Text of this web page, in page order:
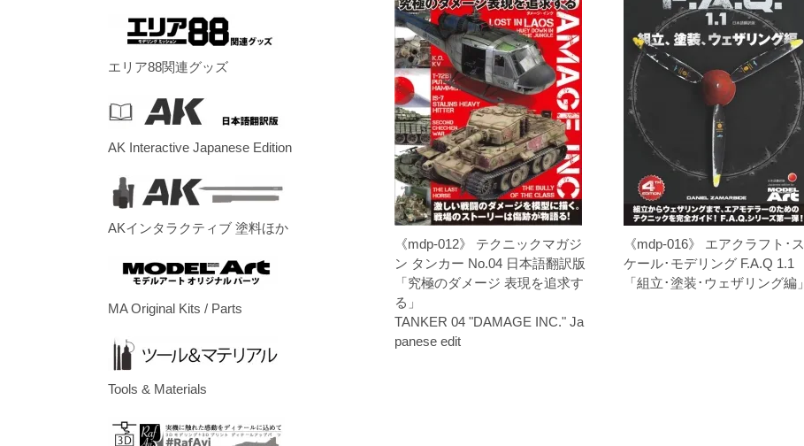
《mdp-012》 テクニックマガジ
ン タンカー No.04 日本語翻訳版
「究極のダメージ 表現を追求す
る」
TANKER 04 "DAMAGE INC." Ja
panese edit
《mdp-016》 エアクラフト･ス
ケール･モデリング F.A.Q 1.1
「組立･塗装･ウェザリング編」
エリア88関連グッズ
AK Interactive Japanese Edition
AKインタラクティブ 塗料ほか
MA Original Kits / Parts
Tools & Materials